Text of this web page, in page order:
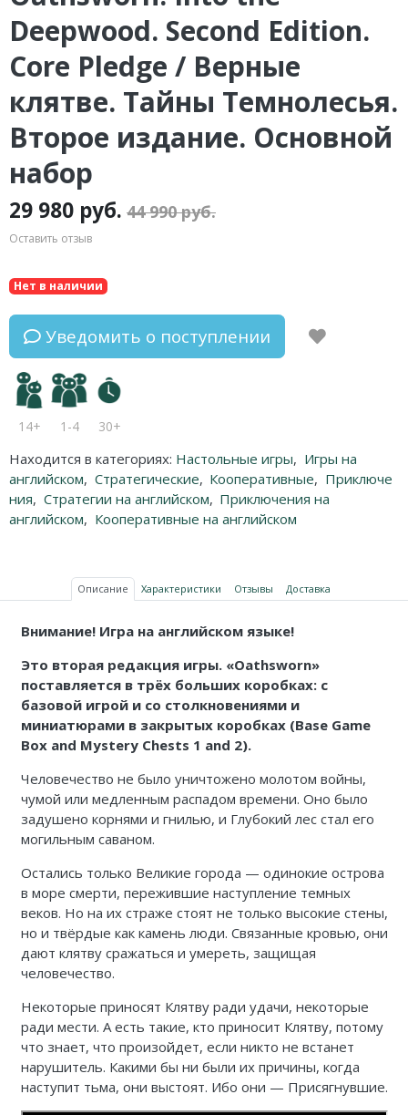
Deepwood. Second Edition.
Core Pledge / Верные
клятве. Тайны Темнолесья.
Второе издание. Основной
набор
29 980 руб. 44 990 руб.
Оставить отзыв
Нет в наличии
Уведомить о поступлении
14+ 1-4 30+
Находится в категориях: Настольные игры, Игры на
английском, Стратегические, Кооперативные, Приключе
ния, Стратегии на английском, Приключения на
английском, Кооперативные на английском
Описание Характеристики Отзывы Доставка
Внимание! Игра на английском языке!
Это вторая редакция игры. «Oathsworn»
поставляется в трёх больших коробках: с
базовой игрой и со столкновениями и
миниатюрами в закрытых коробках (Base Game
Box and Mystery Chests 1 and 2).
Человечество не было уничтожено молотом войны,
чумой или медленным распадом времени. Оно было
задушено корнями и гнилью, и Глубокий лес стал его
могильным саваном.
Остались только Великие города — одинокие острова
в море смерти, пережившие наступление темных
веков. Но на их страже стоят не только высокие стены,
но и твёрдые как камень люди. Связанные кровью, они
дают клятву сражаться и умереть, защищая
человечество.
Некоторые приносят Клятву ради удачи, некоторые
ради мести. А есть такие, кто приносит Клятву, потому
что знает, что произойдет, если никто не встанет
нарушитель. Какими бы ни были их причины, когда
наступит тьма, они выстоят. Ибо они — Присягнувшие.